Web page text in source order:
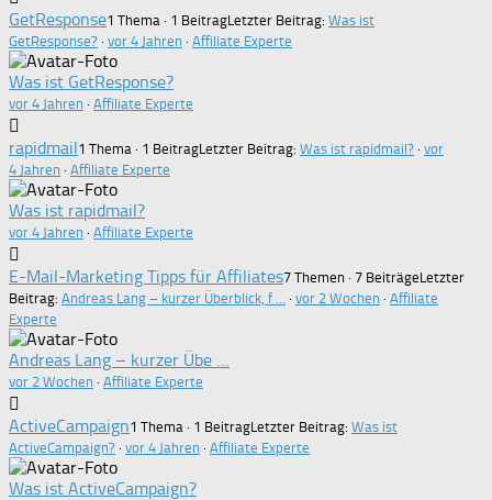
GetResponse1 Thema · 1 BeitragLetzter Beitrag: Was ist
GetResponse? · vor 4 Jahren · Affiliate Experte
Was ist GetResponse?
vor 4 Jahren · Affiliate Experte
rapidmail1 Thema · 1 BeitragLetzter Beitrag: Was ist rapidmail? · vor
4 Jahren · Affiliate Experte
Was ist rapidmail?
vor 4 Jahren · Affiliate Experte
E-Mail-Marketing Tipps für Affiliates7 Themen · 7 BeiträgeLetzter
Beitrag: Andreas Lang – kurzer Überblick, f … · vor 2 Wochen · Affiliate
Experte
Andreas Lang – kurzer Übe …
vor 2 Wochen · Affiliate Experte
ActiveCampaign1 Thema · 1 BeitragLetzter Beitrag: Was ist
ActiveCampaign? · vor 4 Jahren · Affiliate Experte
Was ist ActiveCampaign?